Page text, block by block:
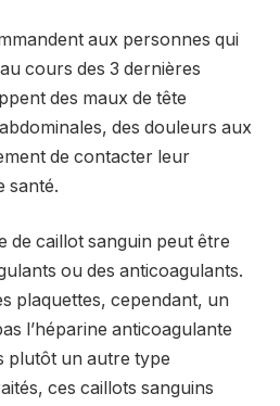
aux personnes qui
cours des 3 dernières
des maux de tête
des douleurs aux
de contacter leur
santé.
de caillot sanguin peut être
ou des anticoagulants.
plaquettes, cependant, un
l’héparine anticoagulante
plutôt un autre type
ces caillots sanguins